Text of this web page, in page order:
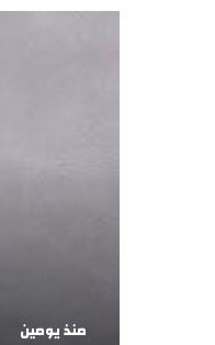
منذ يومين